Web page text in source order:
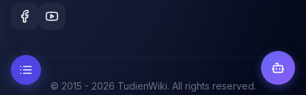
© 2015 - 2026 TudienWiki. All rights reserved.